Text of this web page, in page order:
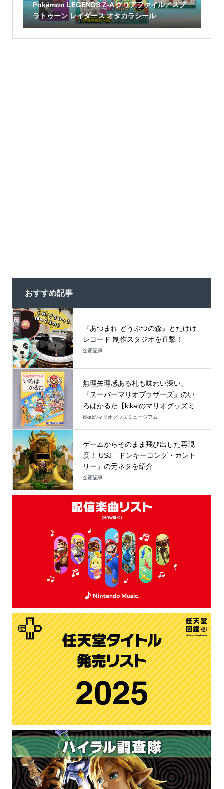
Pokémon LEGENDS Z-A クリアファイル／スプ
ラトゥーン レイダース オタカラシール
おすすめ記事
『あつまれ どうぶつの森』とたけけ
レコード 制作スタジオを直撃！
企画記事
無理矢理感ある札も味わい深い、
『スーパーマリオブラザーズ』のい
ろはかるた【kikaiのマリオグッズミ...
kikaiのマリオグッズミュージアム
ゲームからそのまま飛び出した再現
度！ USJ「ドンキーコング・カント
リー」の元ネタを紹介
企画記事